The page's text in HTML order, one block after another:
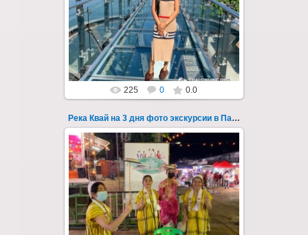
Тур на три дня из Паттайи на реку Квай,
водопады Эраван, Сайок Ной и Сайок Яй,
затопленный город Сангклабури, деревня...
Thai-Online
225 0 0.0
Река Квай на 3 дня фото экскурсии в Паттайе 39
22.03.2023
Тур на три дня из Паттайи на реку Квай,
водопады Эраван, Сайок Ной и Сайок Яй,
затопленный город Сангклабури, деревня...
Thai-Online